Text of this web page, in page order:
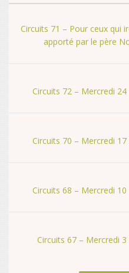
Circuits 71 – Pour ceux qui
apporté par le père
Circuits 72 – Mercredi
Circuits 70 – Mercredi
Circuits 68 – Mercredi
Circuits 67 – Mercredi